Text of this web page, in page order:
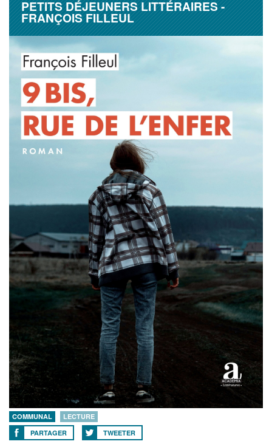
PETITS DÉJEUNERS LITTÉRAIRES -
FRANÇOIS FILLEUL
COMMUNAL
LECTURE
PARTAGER
TWEETER